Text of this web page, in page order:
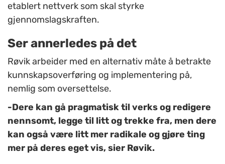
etablert nettverk som skal styrke
gjennomslagskraften.
Ser annerledes på det
Røvik arbeider med en alternativ måte å betrakte
kunnskapsoverføring og implementering på,
nemlig som oversettelse.
-Dere kan gå pragmatisk til verks og redigere
nennsomt, legge til litt og trekke fra, men dere
kan også være litt mer radikale og gjøre ting
mer på deres eget vis, sier Røvik.